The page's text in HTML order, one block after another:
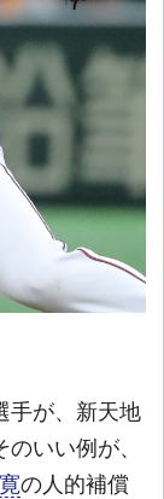
手が、新天地
いい例が、
の人的補償